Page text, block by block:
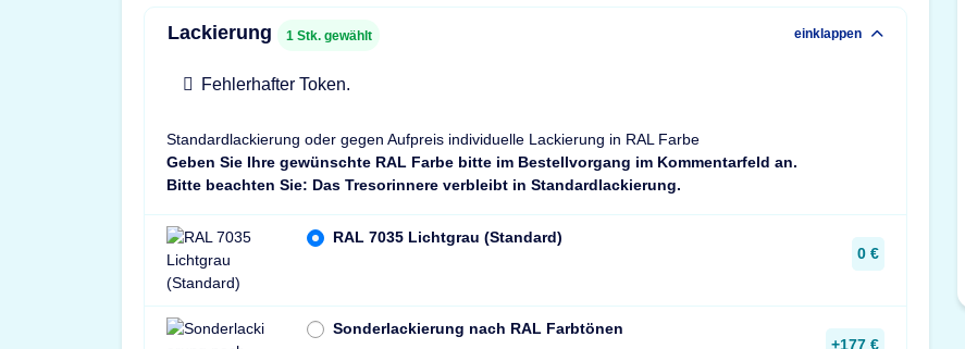
Lackierung 1 Stk. gewählt einklappen
Fehlerhafter Token.
Standardlackierung oder gegen Aufpreis individuelle Lackierung in RAL Farbe
Geben Sie Ihre gewünschte RAL Farbe bitte im Bestellvorgang im Kommentarfeld an.
Bitte beachten Sie: Das Tresorinnere verbleibt in Standardlackierung.
RAL 7035 Lichtgrau (Standard)
0 €
Sonderlackierung nach RAL Farbtönen
+177 €